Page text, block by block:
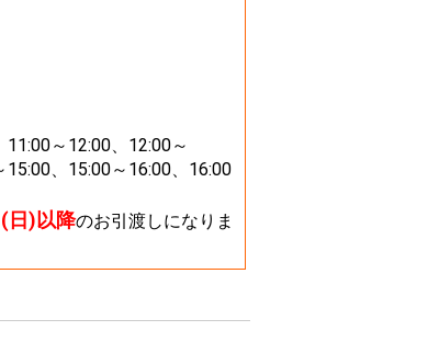
～12:00、12:00～
、15:00～16:00、16:00
日)以降のお引渡しになりま